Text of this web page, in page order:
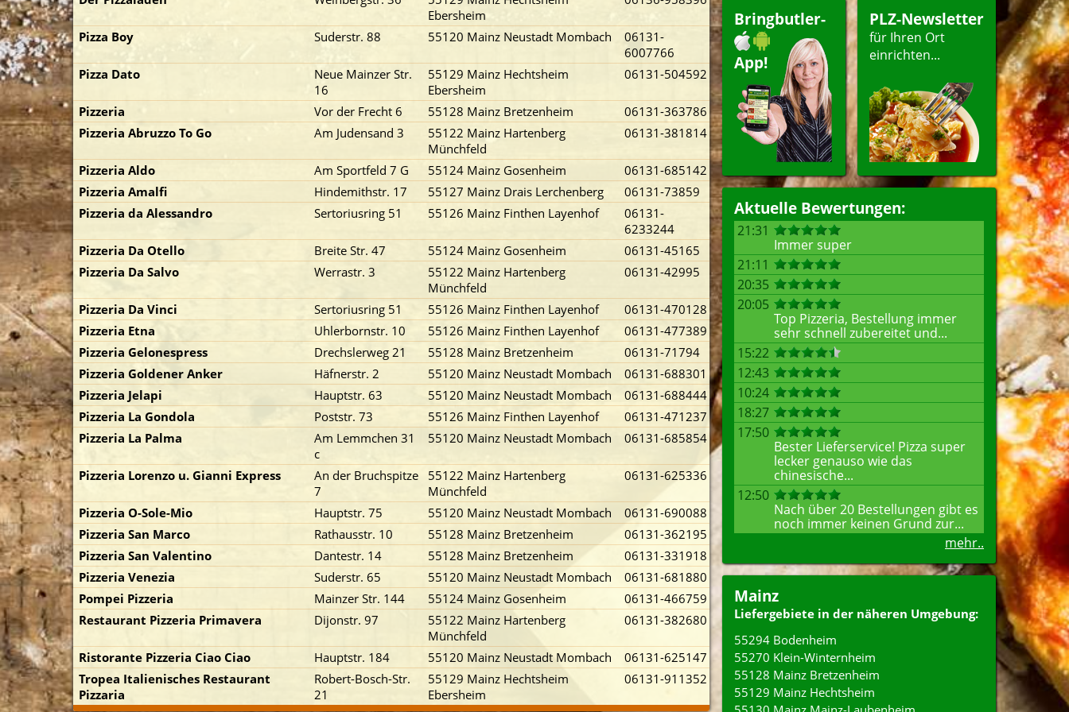
Bringbutler-
App!
PLZ-Newsletter
für Ihren Ort
einrichten...
Aktuelle Bewertungen:
21:31
Immer super
21:11
20:35
20:05
Top Pizzeria, Bestellung immer
sehr schnell zubereitet und...
15:22
12:43
10:24
18:27
17:50
Bester Lieferservice! Pizza super
lecker genauso wie das
chinesische...
12:50
Nach über 20 Bestellungen gibt es
noch immer keinen Grund zur...
mehr..
Mainz
Liefergebiete in der näheren Umgebung:
55294 Bodenheim
55270 Klein-Winternheim
55128 Mainz Bretzenheim
55129 Mainz Hechtsheim
zuerst)
Ebersheim
Pizza Boy Suderstr. 88 55120 Mainz Neustadt Mombach
06131-
6007766
Pizza Dato
Neue Mainzer Str.
16
55129 Mainz Hechtsheim
Ebersheim
06131-504592
Pizzeria Vor der Frecht 6 55128 Mainz Bretzenheim
06131-363786
Pizzeria Abruzzo To Go
Am Judensand 3
55122 Mainz Hartenberg
Münchfeld
06131-381814
Pizzeria Aldo Am Sportfeld 7 G 55124 Mainz Gosenheim
06131-685142
Pizzeria Amalfi
Hindemithstr. 17 55127 Mainz Drais Lerchenberg
06131-73859
Pizzeria da Alessandro
Sertoriusring 51 55126 Mainz Finthen Layenhof
06131-
6233244
Pizzeria Da Otello
Breite Str. 47 55124 Mainz Gosenheim
06131-45165
Pizzeria Da Salvo
Werrastr. 3
55122 Mainz Hartenberg
Münchfeld
06131-42995
Pizzeria Da Vinci Sertoriusring 51 55126 Mainz Finthen Layenhof
06131-470128
Pizzeria Etna
Uhlerbornstr. 10 55126 Mainz Finthen Layenhof
06131-477389
Pizzeria Gelonespress
Drechslerweg 21 55128 Mainz Bretzenheim
06131-71794
Pizzeria Goldener Anker
Häfnerstr. 2 55120 Mainz Neustadt Mombach
06131-688301
Pizzeria Jelapi
Hauptstr. 63 55120 Mainz Neustadt Mombach
06131-688444
Pizzeria La Gondola
Poststr. 73 55126 Mainz Finthen Layenhof
06131-471237
Pizzeria La Palma
Am Lemmchen 31
c
55120 Mainz Neustadt Mombach 06131-685854
Pizzeria Lorenzo u. Gianni Express
An der Bruchspitze
7
55122 Mainz Hartenberg
Münchfeld
06131-625336
Pizzeria O-Sole-Mio Hauptstr. 75 55120 Mainz Neustadt Mombach
06131-690088
Pizzeria San Marco
Rathausstr. 10 55128 Mainz Bretzenheim
06131-362195
Pizzeria San Valentino
Dantestr. 14 55128 Mainz Bretzenheim
06131-331918
Pizzeria Venezia
Suderstr. 65 55120 Mainz Neustadt Mombach
06131-681880
Pompei Pizzeria
Mainzer Str. 144 55124 Mainz Gosenheim
06131-466759
Restaurant Pizzeria Primavera
Dijonstr. 97
55122 Mainz Hartenberg
Münchfeld
06131-382680
Ristorante Pizzeria Ciao Ciao Hauptstr. 184 55120 Mainz Neustadt Mombach
06131-625147
Tropea Italienisches Restaurant
Pizzaria
Robert-Bosch-Str.
21
55129 Mainz Hechtsheim
Ebersheim
06131-911352